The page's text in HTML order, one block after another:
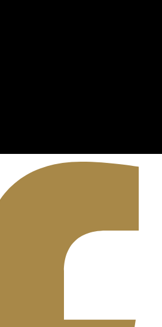
et s’aérer à la
d’Or